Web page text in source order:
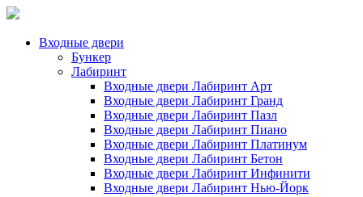
Входные двери
Бункер
Лабиринт
Входные двери Лабиринт Арт
Входные двери Лабиринт Гранд
Входные двери Лабиринт Пазл
Входные двери Лабиринт Пиано
Входные двери Лабиринт Платинум
Входные двери Лабиринт Бетон
Входные двери Лабиринт Инфинити
Входные двери Лабиринт Нью-Йорк